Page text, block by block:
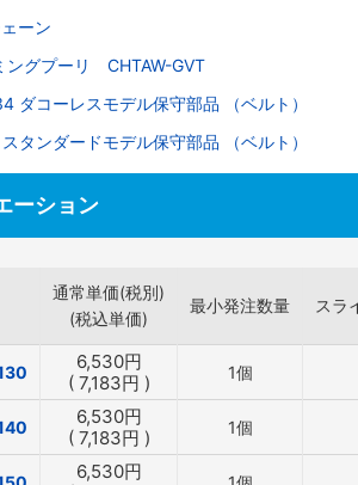
ーン
ングプーリ CHTAW-GVT
ダコーレスモデル保守部品 （ベルト）
タンダードモデル保守部品 （ベルト）
ーション
通常単価(税別)
(税込単価)
最小発注数量 スラ
6,530円
( 7,183円 ) 1個
6,530円
( 7,183円 ) 1個
6,530円